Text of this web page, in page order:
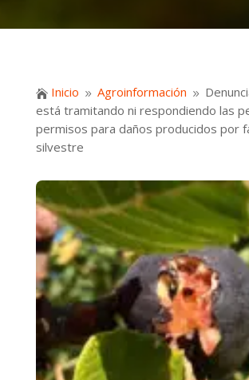
 Inicio 9 Agroinformación 9
está tramitando ni respondiendo las
permisos para daños producidos por
silvestre